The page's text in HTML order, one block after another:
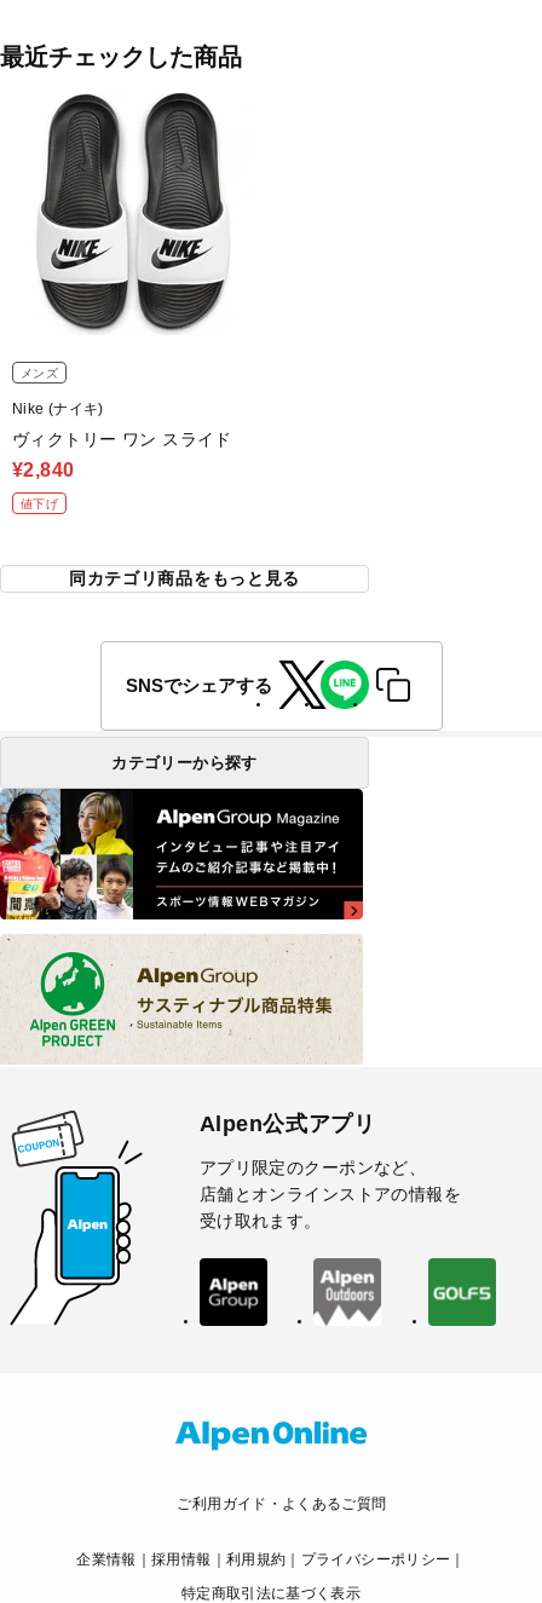
最近チェックした商品
メンズ
Nike (ナイキ)
ヴィクトリー ワン スライド
¥2,840
値下げ
同カテゴリ商品をもっと見る
SNSでシェアする
カテゴリーから探す
Alpen公式アプリ
アプリ限定のクーポンなど、
店舗とオンラインストアの情報を
受け取れます。
ご利用ガイド・よくあるご質問
企業情報 採用情報 利用規約
プライバシーポリシー
特定商取引法に基づく表示